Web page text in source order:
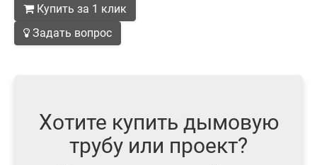
Купить за 1 клик
Задать вопрос
Хотите купить дымовую
трубу или проект?